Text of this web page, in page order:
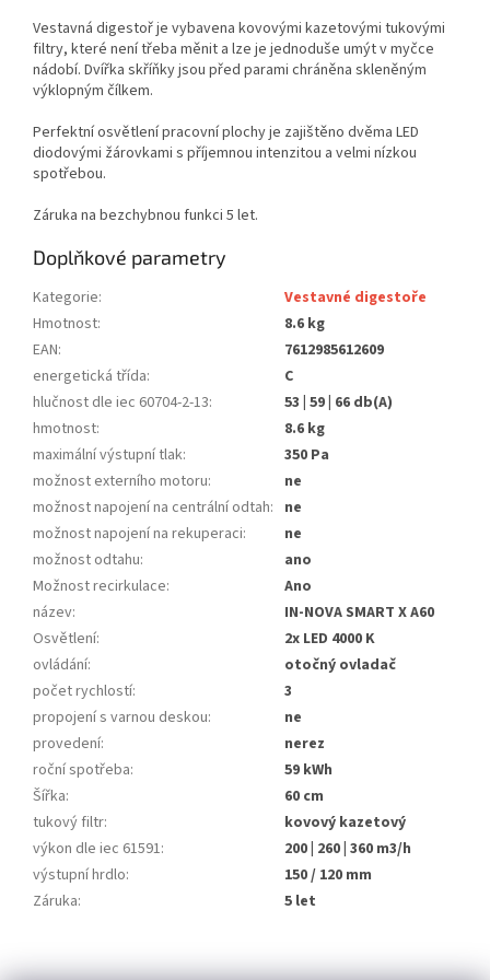
Vestavná digestoř je vybavena kovovými kazetovými tukovými
filtry, které není třeba měnit a lze je jednoduše umýt v myčce
nádobí. Dvířka skříňky jsou před parami chráněna skleněným
výklopným čílkem.
Perfektní osvětlení pracovní plochy je zajištěno dvěma LED
diodovými žárovkami s příjemnou intenzitou a velmi nízkou
spotřebou.
Záruka na bezchybnou funkci 5 let.
Doplňkové parametry
Kategorie:
Vestavné digestoře
Hmotnost:
8.6 kg
EAN:
7612985612609
energetická třída:
C
hlučnost dle iec 60704-2-13:
53 | 59 | 66 db(A)
hmotnost:
8.6 kg
maximální výstupní tlak:
350 Pa
možnost externího motoru:
ne
možnost napojení na centrální odtah: ne
možnost napojení na rekuperaci:
ne
možnost odtahu:
ano
Možnost recirkulace:
Ano
název:
IN-NOVA SMART X A60
Osvětlení:
2x LED 4000 K
ovládání:
otočný ovladač
počet rychlostí:
3
propojení s varnou deskou:
ne
provedení:
nerez
roční spotřeba:
59 kWh
Šířka:
60 cm
tukový filtr:
kovový kazetový
výkon dle iec 61591:
200 | 260 | 360 m3/h
výstupní hrdlo:
150 / 120 mm
Záruka: 5 let